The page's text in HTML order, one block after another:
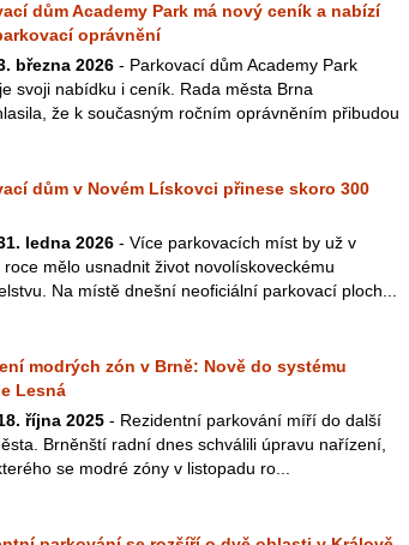
dům Academy Park má nový ceník a nabízí
oprávnění
března 2026 - Parkovací dům Academy Park
svoji nabídku i ceník. Rada města Brna
že k současným ročním oprávněním přibudou
dům v Novém Lískovci přinese skoro 300
ledna 2026 - Více parkovacích míst by už v
mělo usnadnit život novolískoveckému
Na místě dnešní neoficiální parkovací ploch...
modrých zón v Brně: Nově do systému
Lesná
října 2025 - Rezidentní parkování míří do další
Brněnští radní dnes schválili úpravu nařízení,
se modré zóny v listopadu ro...